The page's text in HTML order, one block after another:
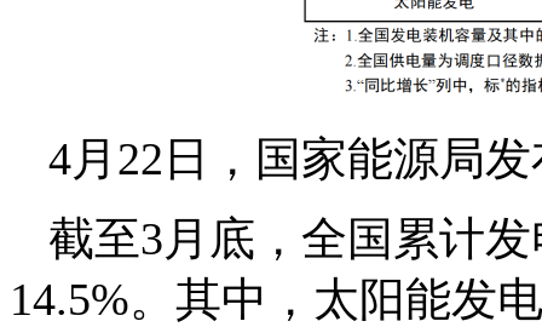
4月22日，国家能源局
截至3月底，全国累计
14.5%。其中，太阳能发